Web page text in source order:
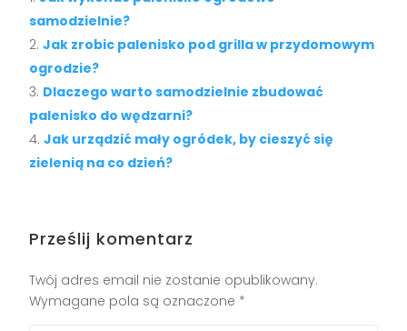
samodzielnie?
Jak zrobic palenisko pod grilla w przydomowym
ogrodzie?
Dlaczego warto samodzielnie zbudować
palenisko do wędzarni?
Jak urządzić mały ogródek, by cieszyć się
zielenią na co dzień?
Prześlij komentarz
Twój adres email nie zostanie opublikowany.
Wymagane pola są oznaczone *